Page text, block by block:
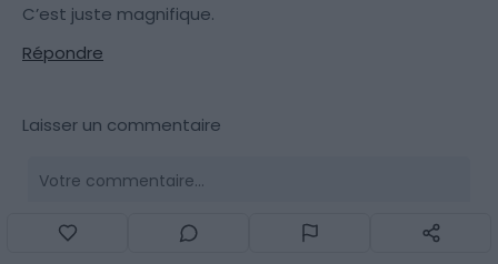
C’est juste magnifique.
Répondre
Laisser un commentaire